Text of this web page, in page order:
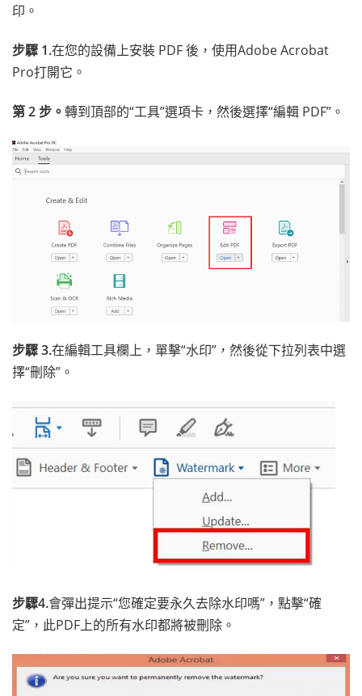
印。
步驟 1.在您的設備上安裝 PDF 後，使用Adobe Acrobat
Pro打開它。
第 2 步。 轉到頂部的“工具”選項卡，然後選擇“編輯 PDF”。
步驟 3.在編輯工具欄上，單擊“水印”，然後從下拉列表中選
擇“刪除”。
步驟4.會彈出提示“您確定要永久去除水印嗎”，點擊“確
定”，此PDF上的所有水印都將被刪除。